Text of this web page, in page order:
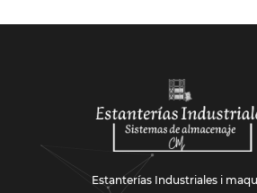
Estanterías Industriales i